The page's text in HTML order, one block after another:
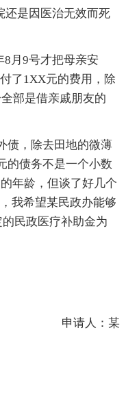
还是因医治无效而死
月9号才把母亲安
了1XX元的费用，除
部是借亲戚朋友的
债，除去田地的微薄
的债务不是一个小数
年龄，但谈了好几个
我希望某民政办能够
民政医疗补助金为
申请人：某